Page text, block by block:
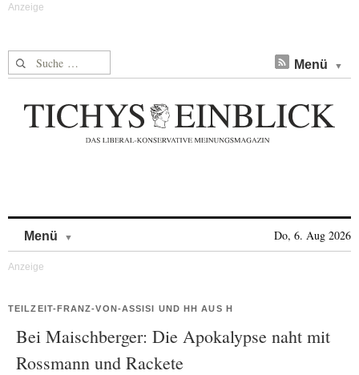
Suche nach: Menü
Menü Do, 6. Aug 2026
TEILZEIT-FRANZ-VON-ASSISI UND HH AUS H
Bei Maischberger: Die Apokalypse naht mit
Rossmann und Rackete